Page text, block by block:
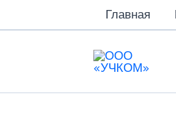
к
Главная